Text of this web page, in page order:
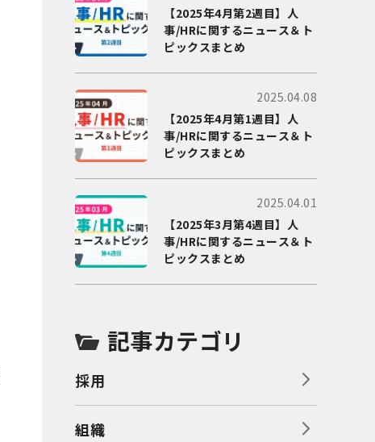
【2025年4月第2週目】人
事/HRに関するニュース＆ト
ピックスまとめ
2025.04.08
【2025年4月第1週目】人
事/HRに関するニュース＆ト
ピックスまとめ
2025.04.01
【2025年3月第4週目】人
事/HRに関するニュース＆ト
ピックスまとめ
記事カテゴリ
採用
組織